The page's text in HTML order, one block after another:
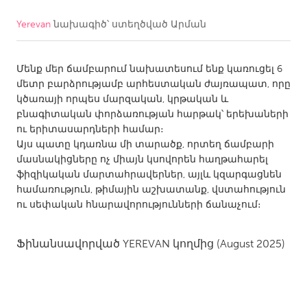
CANADA
Kitchener-Waterloo
New Glasgow
Newmarket
Ottawa
South Shore
Toronto
MALAYSIA
Kuala Lumpur
Leiden
Rotterdam
Yerevanնախագիծ՝ ստեղծված Արման
Մենք մեր ճամբարում նախատեսում ենք կառուցել 6
մետր բարձրությամբ արհեստական ժայռապատ, որը
կծառայի որպես մարզական, կրթական և
բնագիտական փորձառության հարթակ՝ երեխաների
ու երիտասարդների համար։
Այս պատը կդառնա մի տարածք, որտեղ ճամբարի
մասնակիցները ոչ միայն կսովորեն հաղթահարել
ֆիզիկական մարտահրավերներ, այլև կզարգացնեն
համառություն, թիմային աշխատանք, վստահություն
ու սեփական հնարավորությունների ճանաչում։
Ֆինանսավորված YEREVAN կողմից (August 2025)